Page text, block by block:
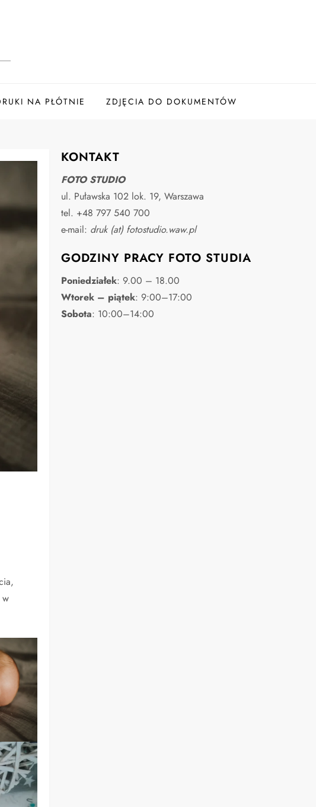
NA PŁÓTNIE ZDJĘCIA DO DOKUMENTÓW
w
KONTAKT
FOTO STUDIO
ul. Puławska 102 lok. 19, Warszawa
tel. +48 797 540 700
e-mail: druk (at) fotostudio.waw.pl
GODZINY PRACY FOTO STUDIA
Poniedziałek: 9.00 – 18.00
Wtorek – piątek: 9:00–17:00
Sobota: 10:00–14:00